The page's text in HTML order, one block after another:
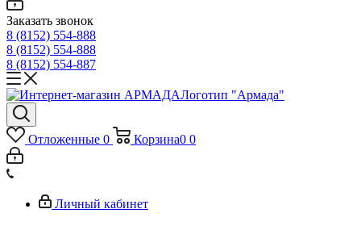
Заказать звонок
8 (8152) 554-888
8 (8152) 554-888
8 (8152) 554-887
Логотип "Армада"
Отложенные 0 Корзина0 0
Личный кабинет